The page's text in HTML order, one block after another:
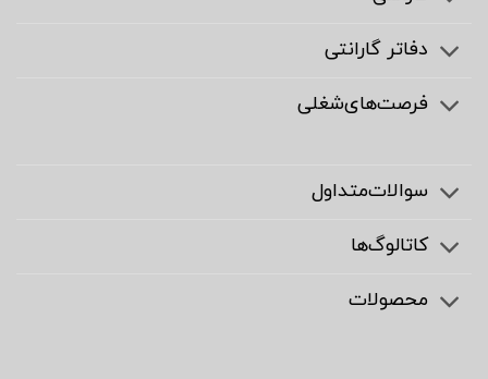
دفاتر گارانتی
فرصت‌های‌شغلی
سوالات‌متداول
کاتالوگ‌ها
محصولات